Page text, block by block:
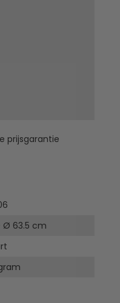
prijsgarantie
Ø 63.5 cm